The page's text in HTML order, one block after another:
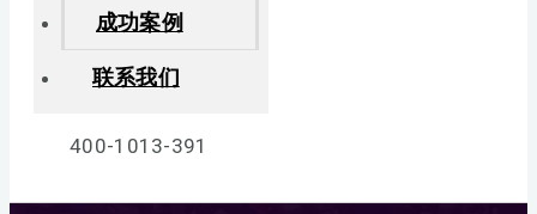
成功案例
联系我们
400-1013-391